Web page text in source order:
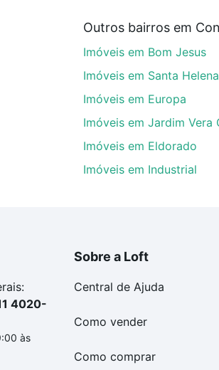
MG que custam a partir
dúvida dos custos envolvidos
dos seus sonhos com segurança
Outros bairros em
Imóveis em Bom Jesus
Imóveis em Santa Helena
Imóveis em Europa
Imóveis em Jardim Vera
Imóveis em Eldorado
Imóveis em Industrial
4020-
às
Sobre a Loft
Central de Ajuda
Como vender
Como comprar